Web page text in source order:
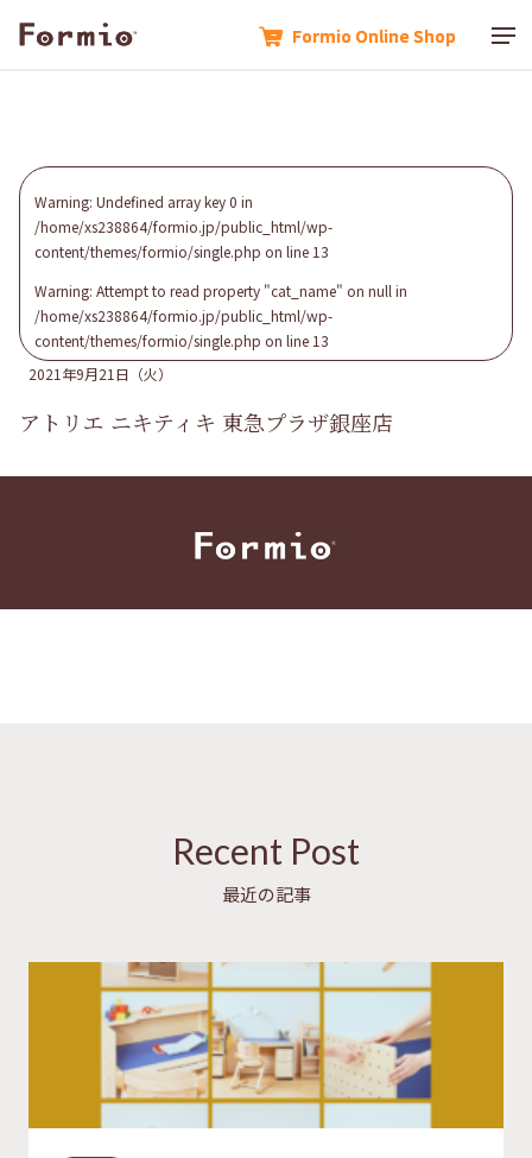
Formio Online Shop
Warning: Undefined array key 0 in
/home/xs238864/formio.jp/public_html/wp-
content/themes/formio/single.php on line 13
Warning: Attempt to read property "cat_name" on null in
/home/xs238864/formio.jp/public_html/wp-
content/themes/formio/single.php on line 13
2021年9月21日（火）
アトリエ ニキティキ 東急プラザ銀座店
Recent Post
最近の記事
Formio Online Shop